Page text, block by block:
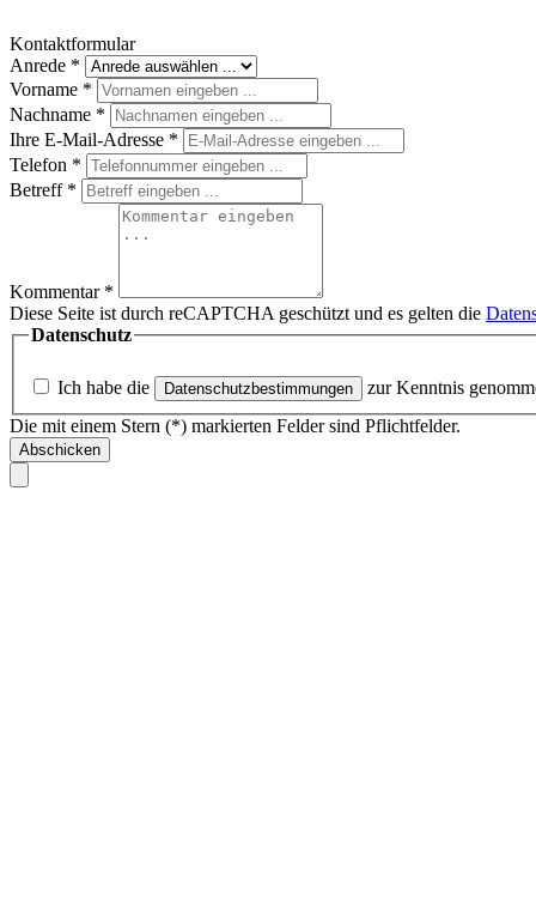
Kontaktformular
Anrede *
Vorname *
Nachname *
Ihre E-Mail-Adresse *
Telefon *
Betreff *
Kommentar *
Diese Seite ist durch reCAPTCHA geschützt und es gelten die
Datenschutz
Ich habe die Datenschutzbestimmungen
zur Kenntnis
Die mit einem Stern (*) markierten Felder sind Pflichtfelder.
Abschicken